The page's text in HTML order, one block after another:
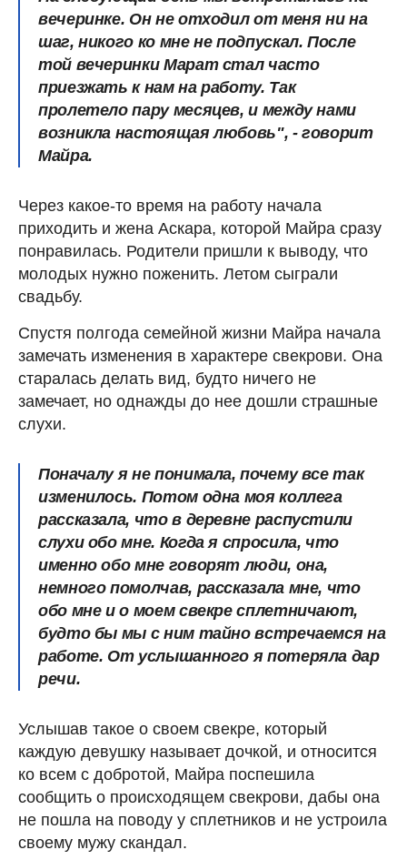
вечеринке. Он не отходил от меня ни на
шаг, никого ко мне не подпускал. После
той вечеринки Марат стал часто
приезжать к нам на работу. Так
пролетело пару месяцев, и между нами
возникла настоящая любовь", - говорит
Майра.
Через какое-то время на работу начала
приходить и жена Аскара, которой Майра сразу
понравилась. Родители пришли к выводу, что
молодых нужно поженить. Летом сыграли
свадьбу.
Спустя полгода семейной жизни Майра начала
замечать изменения в характере свекрови. Она
старалась делать вид, будто ничего не
замечает, но однажды до нее дошли страшные
слухи.
Поначалу я не понимала, почему все так
изменилось. Потом одна моя коллега
рассказала, что в деревне распустили
слухи обо мне. Когда я спросила, что
именно обо мне говорят люди, она,
немного помолчав, рассказала мне, что
обо мне и о моем свекре сплетничают,
будто бы мы с ним тайно встречаемся на
работе. От услышанного я потеряла дар
речи.
Услышав такое о своем свекре, который
каждую девушку называет дочкой, и относится
ко всем с добротой, Майра поспешила
сообщить о происходящем свекрови, дабы она
не пошла на поводу у сплетников и не устроила
своему мужу скандал.